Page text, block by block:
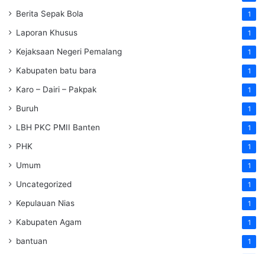
Berita Sepak Bola 1
Laporan Khusus 1
Kejaksaan Negeri Pemalang 1
Kabupaten batu bara 1
Karo – Dairi – Pakpak 1
Buruh 1
LBH PKC PMII Banten 1
PHK 1
Umum 1
Uncategorized 1
Kepulauan Nias 1
Kabupaten Agam 1
bantuan 1